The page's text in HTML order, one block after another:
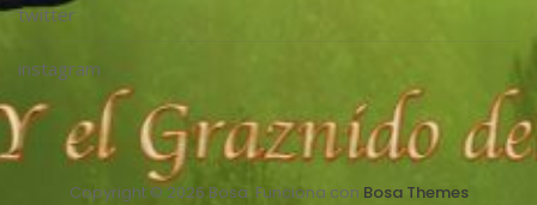
twitter
instagram
Copyright © 2026 Bosa. Funciona con Bosa Themes